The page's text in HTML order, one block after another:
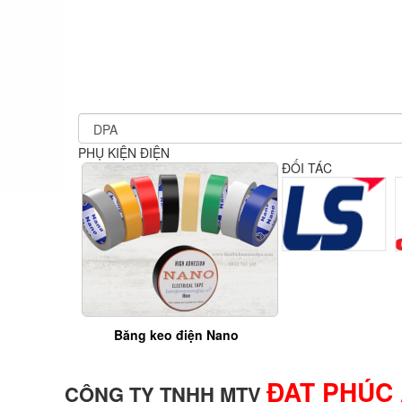
PHỤ KIỆN ĐIỆN
Băng keo điện Nano
ĐỐI TÁC
CÔNG TY TNHH MTV ĐẠT PHÚC